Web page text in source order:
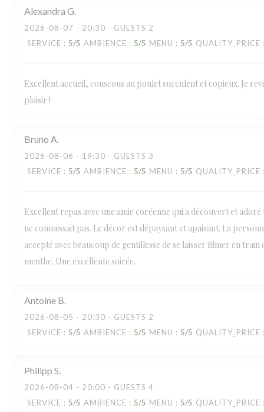
Alexandra G
2026-08-07 - 20:30 - GUESTS 2
SERVICE : 5/5 AMBIENCE : 5/5 MENU : 5/5 QUALITY_PRICE
Excellent accueil, couscous au poulet succulent et copieux. Je
plaisir !
Bruno A
2026-08-06 - 19:30 - GUESTS 3
SERVICE : 5/5 AMBIENCE : 5/5 MENU : 5/5 QUALITY_PRICE
Excellent repas avec une amie coréenne qui a découvert et adoré
ne connaissait pas. Le décor est dépaysant et apaisant. La
accepté avec beaucoup de gentillesse de se laisser filmer en train
menthe. Une excellente soirée.
Antoine B
2026-08-05 - 20:30 - GUESTS 2
SERVICE : 5/5 AMBIENCE : 5/5 MENU : 5/5 QUALITY_PRICE
Philipp S
2026-08-04 - 20:00 - GUESTS 4
SERVICE : 5/5 AMBIENCE : 5/5 MENU : 5/5 QUALITY_PRICE